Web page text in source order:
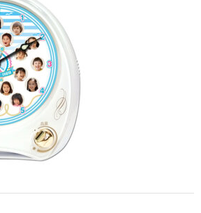
個別)
ラス(絵＋個別)